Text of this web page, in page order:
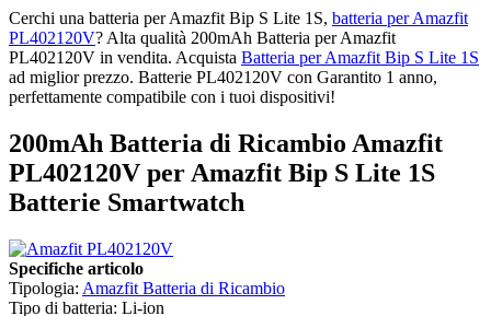
Cerchi una batteria per Amazfit Bip S Lite 1S, batteria per Amazfit
PL402120V? Alta qualità 200mAh Batteria per Amazfit
PL402120V in vendita. Acquista Batteria per Amazfit Bip S Lite 1S
ad miglior prezzo. Batterie PL402120V con Garantito 1 anno,
perfettamente compatibile con i tuoi dispositivi!
200mAh Batteria di Ricambio Amazfit
PL402120V per Amazfit Bip S Lite 1S
Batterie Smartwatch
Specifiche articolo
Tipologia: Amazfit Batteria di Ricambio
Tipo di batteria: Li-ion